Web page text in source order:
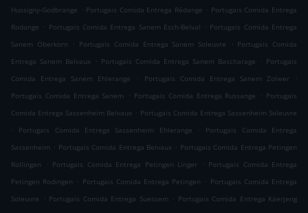
Hussigny-Godbrange . Portugais Comida Entrega Rédange . Portugais Comida Entrega
Rodange . Portugais Comida Entrega Sanem Esch-Belval . Portugais Comida Entrega
Sanem Oberkorn
. Portugais Comida Entrega Sanem Soleuvre . Portugais Comida
Entrega Sanem Belvaux . Portugais Comida Entrega Sanem Bascharage . Portugais
Comida Entrega Sanem Ehlerange
. Portugais Comida Entrega Sanem Zolwer
.
Portugais Comida Entrega Sanem
. Portugais Comida Entrega Russange . Portugais
Comida Entrega Sassenheim Belvaux . Portugais Comida Entrega Sassenheim Soleuvre
.
Portugais Comida Entrega Sassenheim Ehlerange .
Portugais Comida Entrega
Sassenheim . Portugais Comida Entrega Belvaux . Portugais Comida Entrega Petingen
Rollingen
. Portugais Comida Entrega Petingen Linger . Portugais Comida Entrega
Petingen Rodingen . Portugais Comida Entrega Petingen . Portugais Comida Entrega
Soleuvre
. Portugais Comida Entrega Suessem . Portugais Comida Entrega Käerjeng